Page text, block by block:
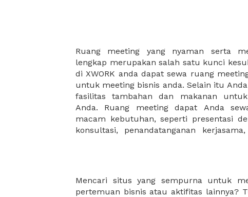
Ruang meeting yang nyaman serta
lengkap merupakan salah satu kunci
di XWORK anda dapat sewa ruang
untuk meeting bisnis anda. Selain itu
fasilitas tambahan dan makanan
Anda. Ruang meeting dapat Anda
macam kebutuhan, seperti presentasi
konsultasi, penandatanganan
meeting juga dapat diatur susunan
kebutuhan dan ketersediaan ruangan.
dapat Anda pilih berdasarkan corak
strategis, harga yang sesuai dengan
ataupun disesuaikan dengan
meeting room di XWORK akan
Mencari situs yang sempurna untuk
pertemuan bisnis atau aktifitas lainnya?
salah satu kuncinya. Kami menghargai
dan ingin anda memiliki pengalaman